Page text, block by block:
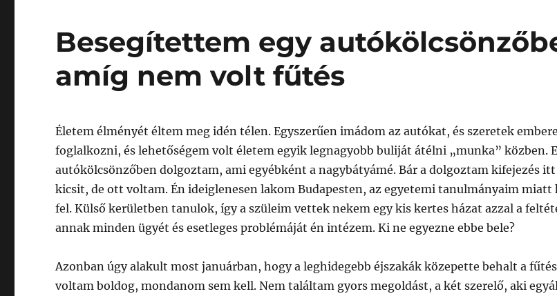
Besegítettem egy
amíg nem volt fűtés
Életem élményét éltem meg idén télen. Egyszerűen imádom az autókat, és szeretek
foglalkozni, és lehetőségem volt életem egyik legnagyobb buliját átélni „munka” közben.
autókölcsönzőben dolgoztam, ami egyébként a nagybátyámé. Bár a dolgoztam kifejezés itt
kicsit, de ott voltam. Én ideiglenesen lakom Budapesten, az egyetemi tanulmányaim
fel. Külső kerületben tanulok, így a szüleim vettek nekem egy kis kertes házat azzal a
annak minden ügyét és esetleges problémáját én intézem. Ki ne egyezne ebbe bele?
Azonban úgy alakult most januárban, hogy a leghidegebb éjszakák közepette behalt a
voltam boldog, mondanom sem kell. Nem találtam gyors megoldást, a két szerelő, aki